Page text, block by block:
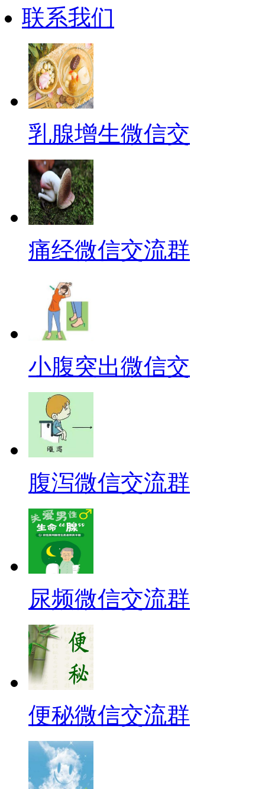
联系我们
乳腺增生微信交
痛经微信交流群
小腹突出微信交
腹泻微信交流群
尿频微信交流群
便秘微信交流群